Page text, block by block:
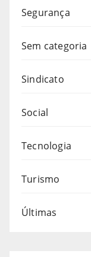
Segurança
Sem categoria
Sindicato
Social
Tecnologia
Turismo
Últimas